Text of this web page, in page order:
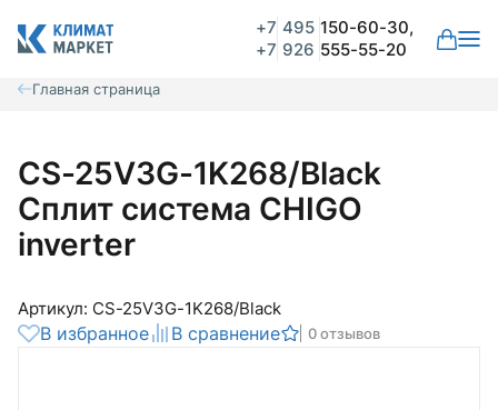
+7 495 150-60-30,
+7 926 555-55-20
Главная страница
CS-25V3G-1K268/Black
Cплит система CHIGO
inverter
Артикул: CS-25V3G-1K268/Black
В избранное В сравнение 0 отзывов